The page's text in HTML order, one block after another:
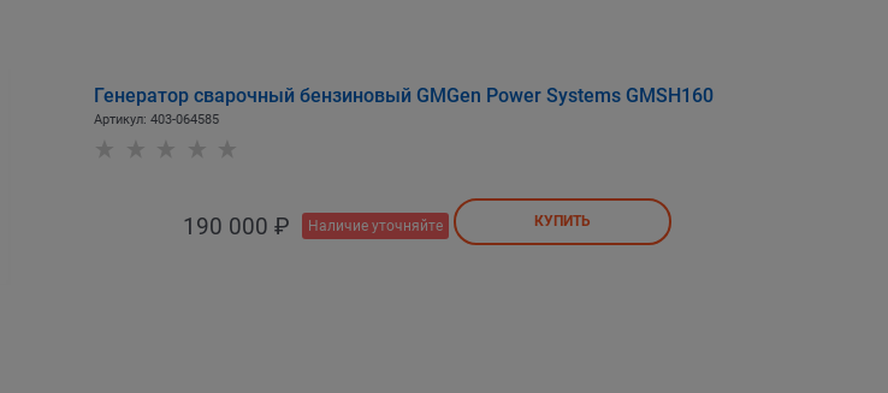
Генератор сварочный бензиновый GMGen Power Systems GMSH160
Артикул: 403-064585
190 000 ₽ Наличие уточняйте КУПИТЬ